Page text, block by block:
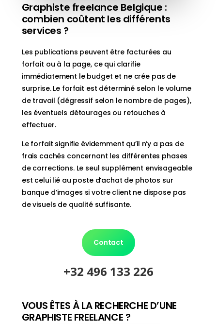
Graphiste freelance Belgique :
combien coûtent les différents
services ?
Les publications peuvent être facturées au
forfait ou à la page, ce qui clarifie
immédiatement le budget et ne crée pas de
surprise. Le forfait est déterminé selon le volume
de travail (dégressif selon le nombre de pages),
les éventuels détourages ou retouches à
effectuer.
Le forfait signifie évidemment qu’il n’y a pas de
frais cachés concernant les différentes phases
de corrections. Le seul supplément envisageable
est celui lié au poste d’achat de photos sur
banque d’images si votre client ne dispose pas
de visuels de qualité suffisante.
Contact
+32 496 133 226
VOUS ÊTES À LA RECHERCHE D’UNE
GRAPHISTE FREELANCE ?